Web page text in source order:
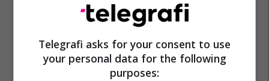
Telegrafi asks for your consent to use
your personal data for the following
purposes: